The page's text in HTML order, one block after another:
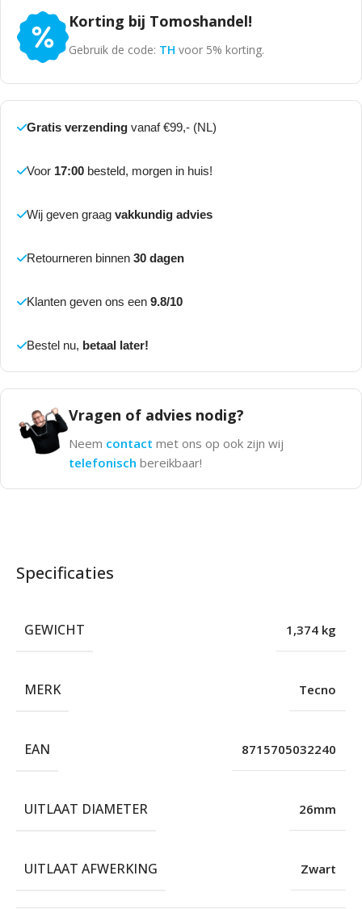
Korting bij Tomoshandel!
Gebruik de code: TH voor 5% korting.
Gratis verzending vanaf €99,- (NL)
Voor 17:00 besteld, morgen in huis!
Wij geven graag vakkundig advies
Retourneren binnen 30 dagen
Klanten geven ons een 9.8/10
Bestel nu, betaal later!
Vragen of advies nodig?
Neem contact met ons op ook zijn wij
telefonisch bereikbaar!
Specificaties
GEWICHT 1,374 kg
MERK Tecno
EAN 8715705032240
UITLAAT DIAMETER 26mm
UITLAAT AFWERKING Zwart